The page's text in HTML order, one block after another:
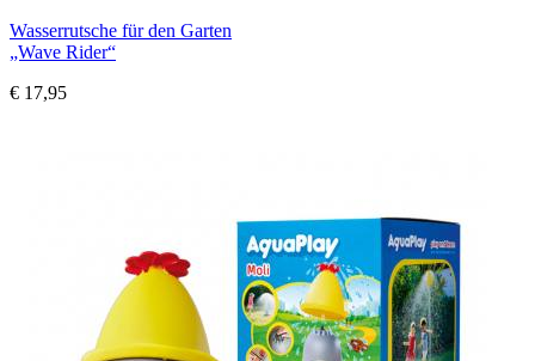
Wasserrutsche für den Garten
„Wave Rider“
€ 17,95